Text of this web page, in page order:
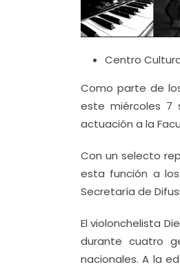
Centro
Como parte de
este miércoles 7
actuación a la
Con un selecto
esta función a
Secretaría de
El violonchelista
durante cuatro
nacionales. A la